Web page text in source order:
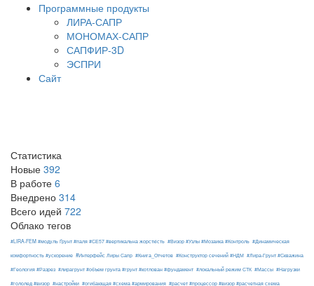
Программные продукты
ЛИРА-САПР
МОНОМАХ-САПР
САПФИР-3D
ЭСПРИ
Сайт
Статистика
Новые 392
В работе 6
Внедрено 314
Всего идей 722
Облако тегов
#LIRA-FEM #модуль Ґрунт #паля #СЕ57 #вертикальна жорсткість #Визор #Узлы #Мозаика #Контроль #Динамическая
комфортность #ускорение #Интерфейс Лиры Сапр #Книга_Отчетов #Конструктор сечений #НДМ #Лира-Грунт #Скважина
#Геология #Разрез #лирагрунт #объем грунта #грунт #котлован #фундамент #локальный режим СТК #Массы #Нагрузки
#гололед #визор #настройки #огибающая #схема #армирования #расчет #процессор #визор #расчетная схема